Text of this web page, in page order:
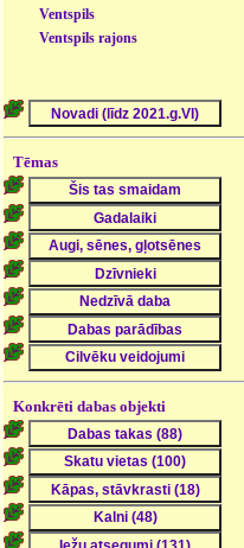
Ventspils
Ventspils rajons
Tēmas
Konkrēti dabas objekti